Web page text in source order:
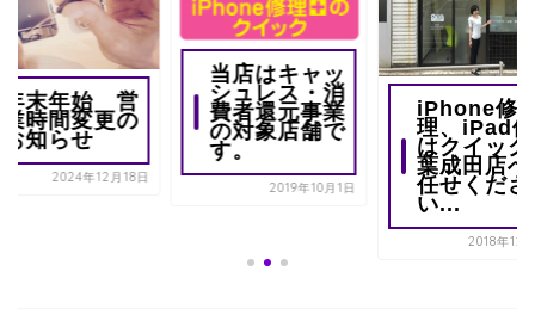
年末年始 営
業時間変更の
お知らせ
2024年12月18日
当店はキャッ
シュレス・消
費者還元事業
の対象店舗で
す。
2019年10月1日
iPhone修
理、iPad
はクイック
葉成田店へ
任せくださ
い...
2018年12